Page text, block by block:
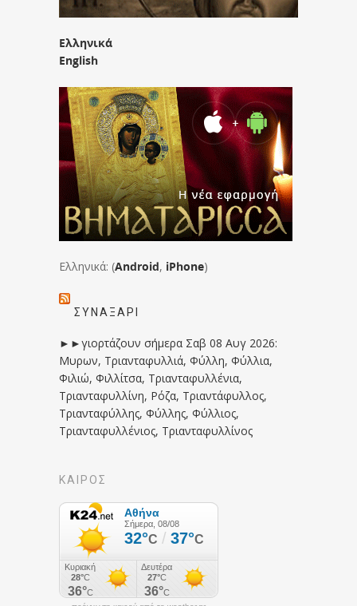
Ελληνικά
English
Ελληνικά: (Android, iPhone)
ΣΥΝΑΞΆΡΙ
►►γιορτάζουν σήμερα Σαβ 08 Αυγ 2026:
Μυρων, Τριανταφυλλιά, Φύλλη, Φύλλια,
Φιλιώ, Φιλλίτσα, Τριανταφυλλένια,
Τριανταφυλλίνη, Ρόζα, Τριαντάφυλλος,
Τριανταφύλλης, Φύλλης, Φύλλιος,
Τριανταφυλλένιος, Τριανταφυλλίνος
ΚΑΙΡΟΣ